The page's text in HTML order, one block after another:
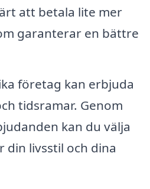
att betala lite mer
garanterar en bättre
företag kan erbjuda
tidsramar. Genom
kan du välja
din livsstil och dina